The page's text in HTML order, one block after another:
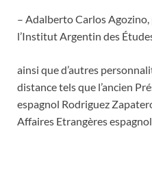
– Adalberto Carlos
l’Institut Argentin des
ainsi que d’autres
distance tels que l’ancien
espagnol Rodriguez
Affaires Etrangères